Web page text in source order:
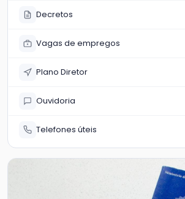
Decretos
Vagas de empregos
Plano Diretor
Ouvidoria
Telefones úteis